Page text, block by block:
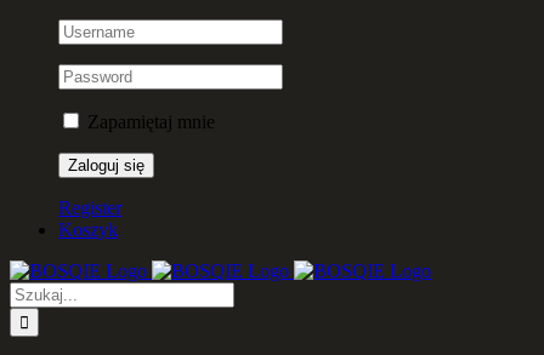
Zapamiętaj mnie
Register
Koszyk
Szukaj